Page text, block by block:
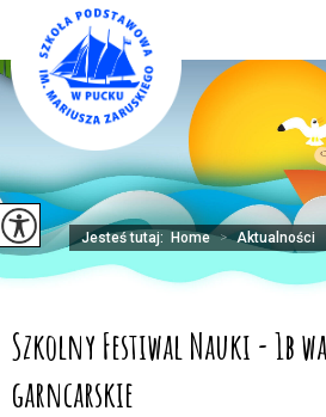
Jesteś tutaj: Home > Aktualności
Szkolny Festiwal Nauki - 1b
garncarskie